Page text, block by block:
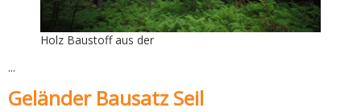
Holz Baustoff aus der
...
Geländer Bausatz Seil